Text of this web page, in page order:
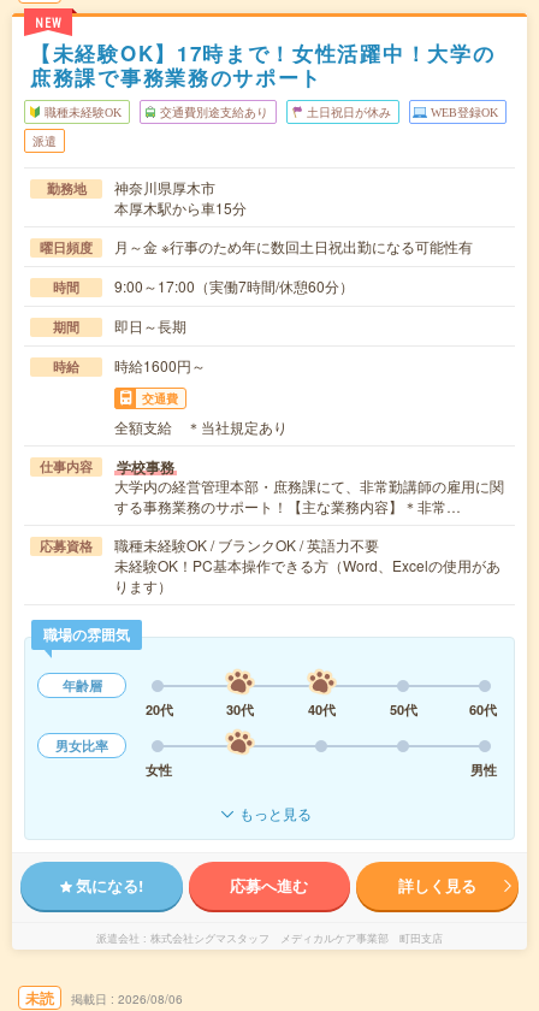
NEW
【未経験OK】17時まで！女性活躍中！大学の
庶務課で事務業務のサポート
職種未経験OK 交通費別途支給あり 土日祝日が休み WEB登録OK
派遣
勤務地
神奈川県厚木市
本厚木駅から車15分
曜日頻度 月～金 ※行事のため年に数回土日祝出勤になる可能性有
時間 9:00～17:00（実働7時間/休憩60分）
期間 即日～長期
時給 時給1600円～
交通費
全額支給 ＊当社規定あり
仕事内容 学校事務
大学内の経営管理本部・庶務課にて、非常勤講師の雇用に関
する事務業務のサポート！【主な業務内容】＊非常…
応募資格
職種未経験OK / ブランクOK / 英語力不要
未経験OK！PC基本操作できる方（Word、Excelの使用があ
ります）
職場の雰囲気
年齢層
20代
30代 40代 50代
60代
男女比率
女性
男性
もっと見る
気になる! 応募へ進む 詳しく見る
派遣会社 株式会社シグマスタッフ メディカルケア事業部 町田支店
未読 掲載日 2026/08/06